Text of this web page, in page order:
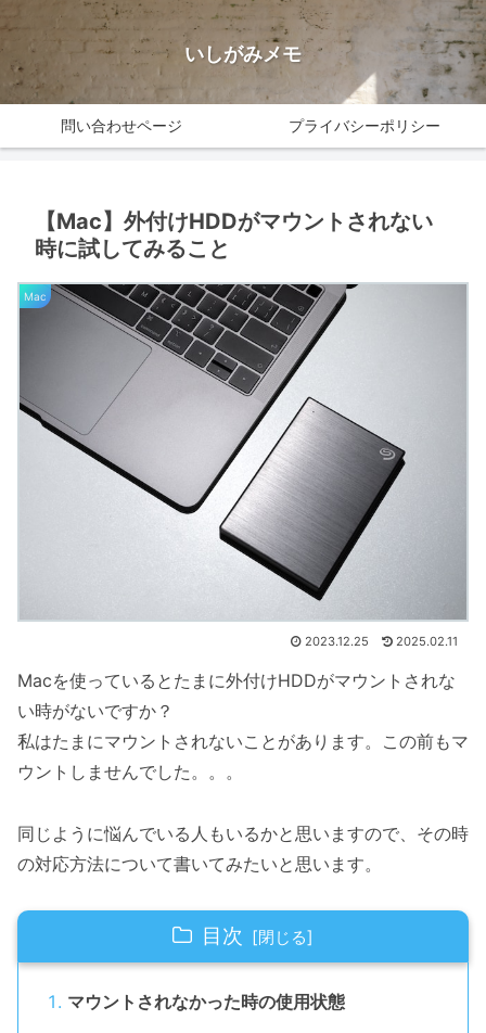
いしがみメモ
問い合わせページ プライバシーポリシー
【Mac】外付けHDDがマウントされない
時に試してみること
Mac
2023.12.25 2025.02.11
Macを使っているとたまに外付けHDDがマウントされな
い時がないですか？
私はたまにマウントされないことがあります。この前もマ
ウントしませんでした。。。
同じように悩んでいる人もいるかと思いますので、その時
の対応方法について書いてみたいと思います。
目次
マウントされなかった時の使用状態